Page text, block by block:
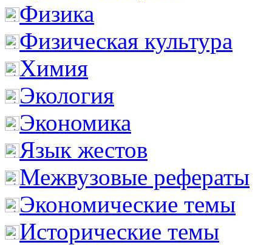
Физика
Физическая культура
Химия
Экология
Экономика
Язык жестов
Межвузовые рефераты
Экономические темы
Исторические темы